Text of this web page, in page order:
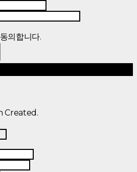
의합니다.
Created.